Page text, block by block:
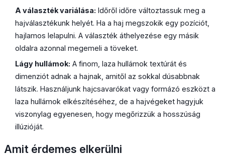
A választék variálása: Időről időre változtassuk meg a
hajválasztékunk helyét. Ha a haj megszokik egy pozíciót,
hajlamos lelapulni. A választék áthelyezése egy másik
oldalra azonnal megemeli a töveket.
Lágy hullámok: A finom, laza hullámok textúrát és
dimenziót adnak a hajnak, amitől az sokkal dúsabbnak
látszik. Használjunk hajcsavarókat vagy formázó eszközt a
laza hullámok elkészítéséhez, de a hajvégeket hagyjuk
viszonylag egyenesen, hogy megőrizzük a hosszúság
illúzióját.
Amit érdemes elkerülni